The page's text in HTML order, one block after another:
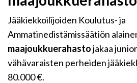
Jääkiekkoilijoiden Koulutus- ja
Ammatinedistämissäätiön
maajoukkuerahastojakaa
vähävaraisten perheiden
80.000 €.